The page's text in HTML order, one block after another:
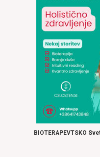
BIOTERAPEVTSKO